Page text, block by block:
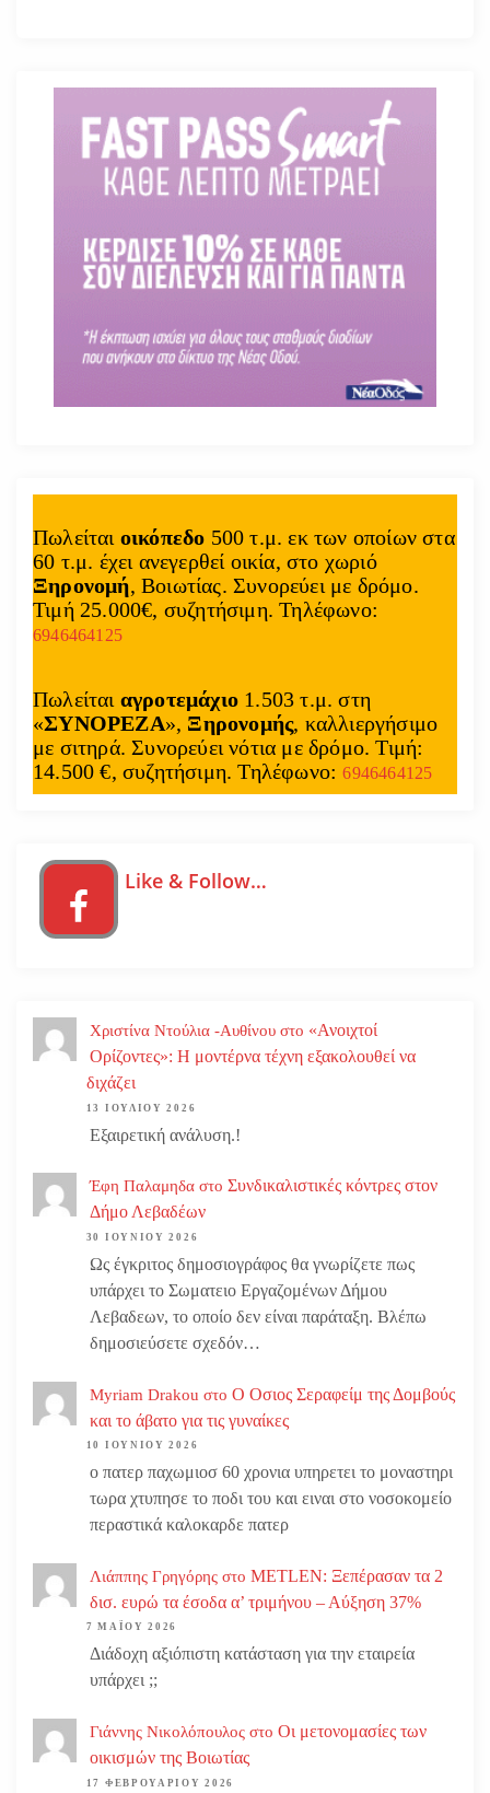
Πωλείται οικόπεδο 500 τ.μ. εκ των οποίων στα
60 τ.μ. έχει ανεγερθεί οικία, στο χωριό
Ξηρονομή, Βοιωτίας. Συνορεύει με δρόμο.
Τιμή 25.000€, συζητήσιμη. Τηλέφωνο:
6946464125
Πωλείται αγροτεμάχιο 1.503 τ.μ. στη
«ΣΥΝΟΡΕΖΑ», Ξηρονομής, καλλιεργήσιμο
με σιτηρά. Συνορεύει νότια με δρόμο. Τιμή:
14.500 €, συζητήσιμη. Τηλέφωνο:6946464125
Like & Follow…
Χριστίνα Ντούλια -Αυθίνου στο «Ανοιχτοί
Ορίζοντες»: Η μοντέρνα τέχνη εξακολουθεί να
διχάζει
13 ΙΟΥΛΊΟΥ 2026
Εξαιρετική ανάλυση.!
Έφη Παλαμηδα στο Συνδικαλιστικές κόντρες στον
Δήμο Λεβαδέων
30 ΙΟΥΝΊΟΥ 2026
Ως έγκριτος δημοσιογράφος θα γνωρίζετε πως
υπάρχει το Σωματειο Εργαζομένων Δήμου
Λεβαδεων, το οποίο δεν είναι παράταξη. Βλέπω
δημοσιεύσετε σχεδόν…
Myriam Drakou στο Ο Οσιος Σεραφείμ της Δομβούς
και το άβατο για τις γυναίκες
10 ΙΟΥΝΊΟΥ 2026
ο πατερ παχωμιοσ 60 χρονια υπηρετει το μοναστηρι
τωρα χτυπησε το ποδι του και ειναι στο νοσοκομείο
περαστικά καλοκαρδε πατερ
Λιάππης Γρηγόρης στο METLEN: Ξεπέρασαν τα 2
δισ. ευρώ τα έσοδα α’ τριμήνου – Αύξηση 37%
7 ΜΑΪ́ΟΥ 2026
Διάδοχη αξιόπιστη κατάσταση για την εταιρεία
υπάρχει ;;
Γιάννης Νικολόπουλος στο Οι μετονομασίες των
οικισμών της Βοιωτίας
17 ΦΕΒΡΟΥΑΡΊΟΥ 2026